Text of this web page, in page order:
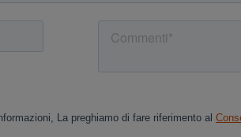
Cancel Yes, I agree